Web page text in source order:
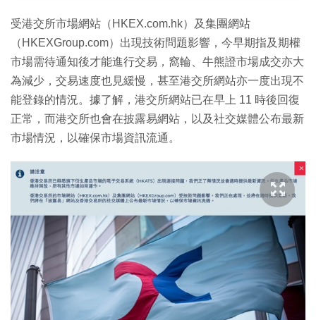
受港交所市場網站（HKEX.com.hk）及集團網站
（HKEXGroup.com）出現技術問題影響，今早期指及期權
市場需待通知後才能進行交易，窩輪、牛熊證市場成交亦大
為減少，交易速度也見緩慢，甚至港交所網站亦一度出現不
能登錄的情況。據了解，港交所網站已在早上 11 時後回復
正常，而港交所也會在披露易網站，以及社交媒體公布最新
市場情況，以確保市場資訊流通。